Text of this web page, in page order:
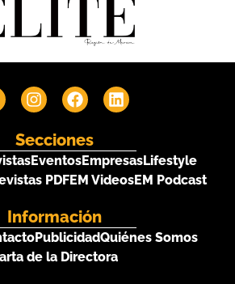
Secciones
EventosEmpresasLifestyle
PDFEM VideosEM Podcast
Información
PublicidadQuiénes Somos
de la Directora